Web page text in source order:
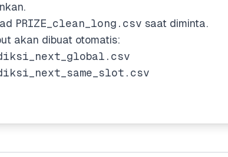
PRIZE_clean_long.csv saat diminta.
akan dibuat otomatis: